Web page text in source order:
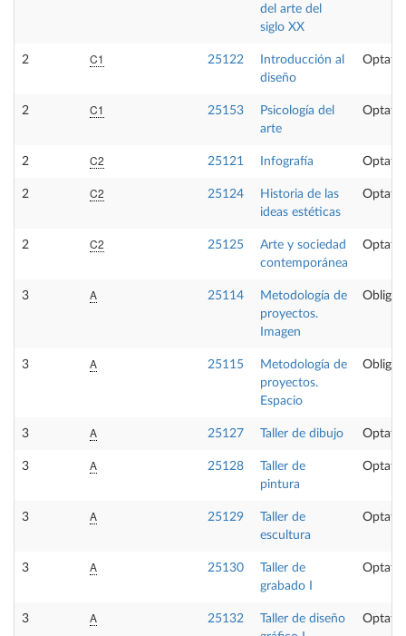
del arte del
siglo XX
2 C1 25122
Introducción al
diseño
2 C1 25153
Psicología del
arte
2 C2 25121 Infografía
2 C2 25124
Historia de las
ideas estéticas
2 C2 25125
Arte y sociedad
contemporánea
3 A 25114
Metodología de
proyectos.
Imagen
3 A 25115
Metodología de
proyectos.
Espacio
3 A 25127 Taller de dibujo
3 A 25128
Taller de
pintura
3 A 25129
Taller de
escultura
3 A 25130
Taller de
grabado I
3 A 25132
Taller de diseño